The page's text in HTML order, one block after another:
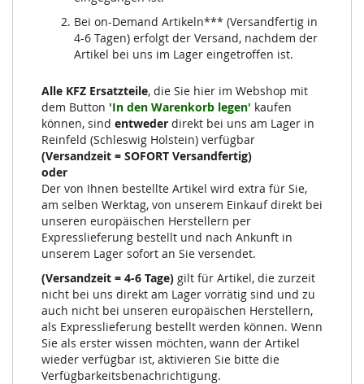
Bei on-Demand Artikeln*** (Versandfertig in
4-6 Tagen) erfolgt der Versand, nachdem der
Artikel bei uns im Lager eingetroffen ist.
Alle KFZ Ersatzteile, die Sie hier im Webshop mit
dem Button 'In den Warenkorb legen' kaufen
können, sind entweder direkt bei uns am Lager in
Reinfeld (Schleswig Holstein) verfügbar
(Versandzeit = SOFORT Versandfertig)
oder
Der von Ihnen bestellte Artikel wird extra für Sie,
am selben Werktag, von unserem Einkauf direkt bei
unseren europäischen Herstellern per
Expresslieferung bestellt und nach Ankunft in
unserem Lager sofort an Sie versendet.
(Versandzeit = 4-6 Tage) gilt für Artikel, die zurzeit
nicht bei uns direkt am Lager vorrätig sind und zu
auch nicht bei unseren europäischen Herstellern,
als Expresslieferung bestellt werden können. Wenn
Sie als erster wissen möchten, wann der Artikel
wieder verfügbar ist, aktivieren Sie bitte die
Verfügbarkeitsbenachrichtigung.